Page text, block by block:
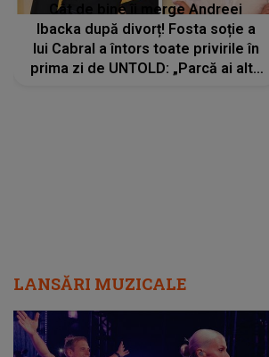
Cât de bine îi merge Andreei
Ibacka după divorț! Fosta soție a
lui Cabral a întors toate privirile în
prima zi de UNTOLD: „Parcă ai altă
LANSĂRI MUZICALE